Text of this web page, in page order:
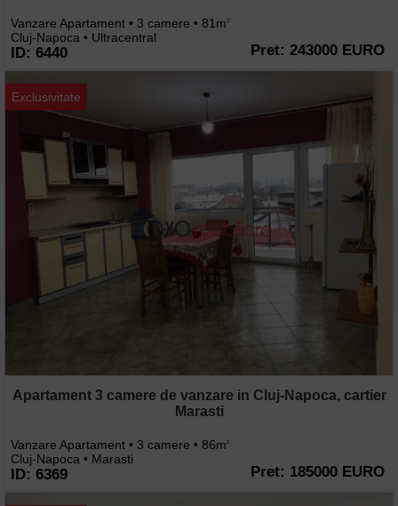
Vanzare Apartament • 3 camere • 81m2
Cluj-Napoca • Ultracentral
ID: 6440 Pret: 243000 EURO
Exclusivitate
Apartament 3 camere de vanzare in Cluj-Napoca, cartier
Marasti
Vanzare Apartament • 3 camere • 86m2
Cluj-Napoca • Marasti
ID: 6369 Pret: 185000 EURO